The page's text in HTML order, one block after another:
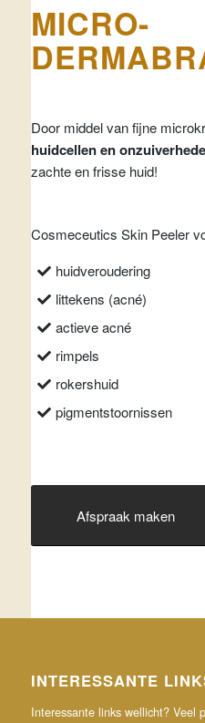
MICRO-
Door middel van fijne
huidcellen en
zachte en frisse huid!
Cosmeceutics Skin Peeler
huidveroudering
littekens (acné)
actieve acné
rimpels
rokershuid
pigmentstoornissen
Afspraak maken
INTERESSANTE
Interessante links wellicht? Veel